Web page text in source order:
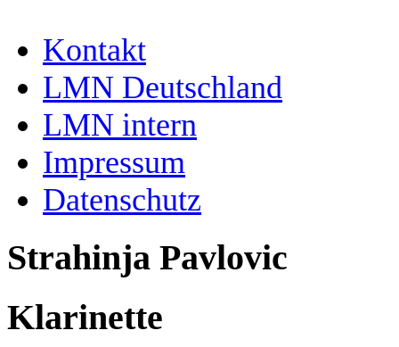
Kontakt
LMN Deutschland
LMN intern
Impressum
Datenschutz
Strahinja Pavlovic
Klarinette